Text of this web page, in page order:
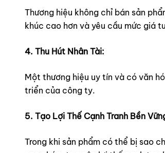
Thương hiệu không chỉ bán sản
khúc cao hơn và yêu cầu mức giá
4. Thu Hút Nhân Tài:
Một thương hiệu uy tín và có văn
triển của công ty.
5. Tạo Lợi Thế Cạnh Tranh Bền
Trong khi sản phẩm có thể bị sao